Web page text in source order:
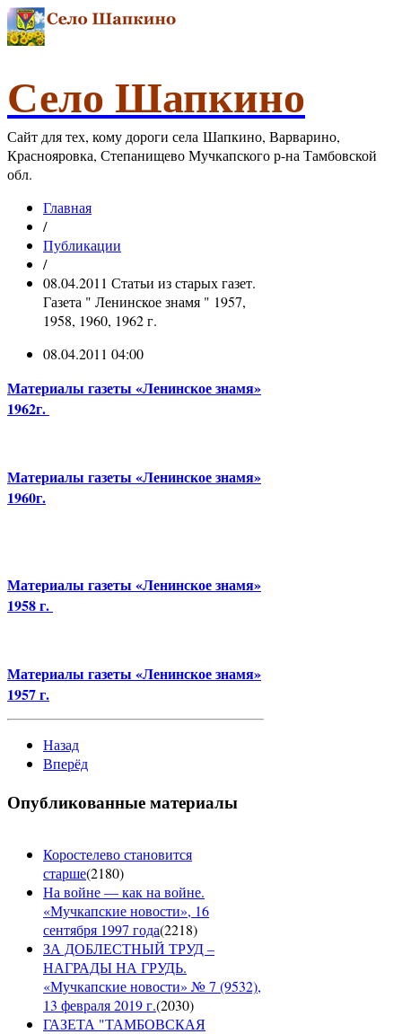
Село Шапкино
Сайт для тех, кому дороги села Шапкино, Варварино,
Краснояровка, Степанищево Мучкапского р-на Тамбовской
обл.
Главная
/
Публикации
/
08.04.2011 Статьи из старых газет.
Газета " Ленинское знамя " 1957,
1958, 1960, 1962 г.
08.04.2011 04:00
Материалы газеты «Ленинское знамя»
1962г.
Материалы газеты «Ленинское знамя»
1960г.
Материалы газеты «Ленинское знамя»
1958 г.
Материалы газеты «Ленинское знамя»
1957 г.
Назад
Вперёд
Опубликованные материалы
Коростелево становится
старше(2180)
На войне — как на войне.
«Мучкапские новости», 16
сентября 1997 года(2218)
ЗА ДОБЛЕСТНЫЙ ТРУД –
НАГРАДЫ НА ГРУДЬ.
«Мучкапские новости» № 7 (9532),
13 февраля 2019 г.(2030)
ГАЗЕТА "ТАМБОВСКАЯ